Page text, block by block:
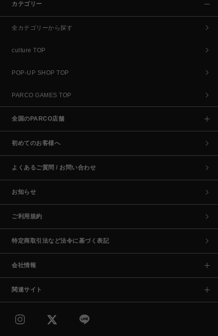
カテゴリー
全カテゴリーから探す
culture TOP
POP-UP SHOP TOP
PARCO GAMES TOP
全国のPARCO店舗
初めてのお客様へ
よくあるご質問 / お問い合わせ
お知らせ
ご利用規約
特定商取引法など法令に基づく表記
会社情報
関連サイト